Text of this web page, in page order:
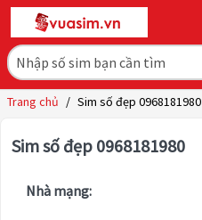
Trang chủ / Sim số đẹp 0968181980
Sim số đẹp 0968181980
Nhà mạng: